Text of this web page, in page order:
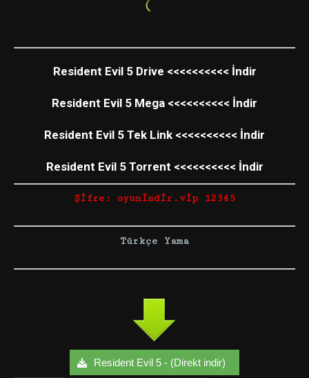
Resident Evil 5 Drive <<<<<<<<<< İndir
Resident Evil 5 Mega <<<<<<<<<< İndir
Resident Evil 5 Tek Link <<<<<<<<<< İndir
Resident Evil 5 Torrent <<<<<<<<<< İndir
Şifre: oyunindir.vip 12345
Türkçe Yama
Resident Evil 5 - (Direkt indir)